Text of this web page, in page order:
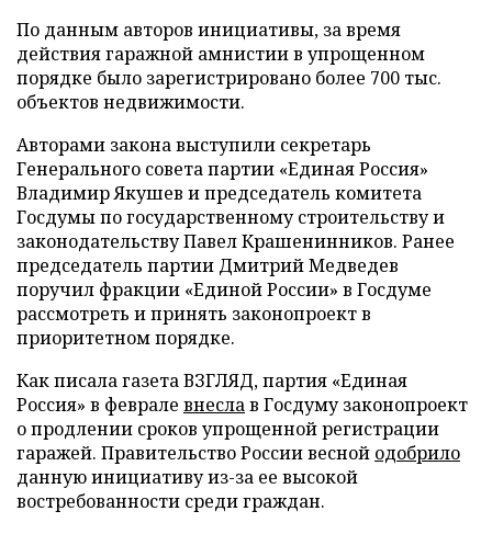
По данным авторов инициативы, за время
действия гаражной амнистии в упрощенном
порядке было зарегистрировано более 700 тыс.
объектов недвижимости.
Авторами закона выступили секретарь
Генерального совета партии «Единая Россия»
Владимир Якушев и председатель комитета
Госдумы по государственному строительству и
законодательству Павел Крашенинников. Ранее
председатель партии Дмитрий Медведев
поручил фракции «Единой России» в Госдуме
рассмотреть и принять законопроект в
приоритетном порядке.
Как писала газета ВЗГЛЯД, партия «Единая
Россия» в феврале внеслав Госдуму законопроект
о продлении сроков упрощенной регистрации
гаражей. Правительство России весной одобрило
данную инициативу из-за ее высокой
востребованности среди граждан.